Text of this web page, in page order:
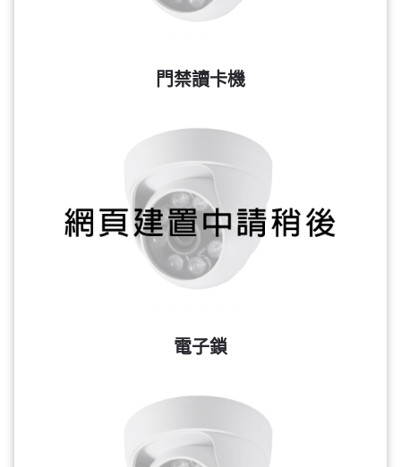
門禁讀卡機
電子鎖